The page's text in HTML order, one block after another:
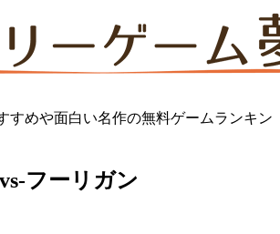
すめや面白い名作の無料ゲームランキン
フーリガン